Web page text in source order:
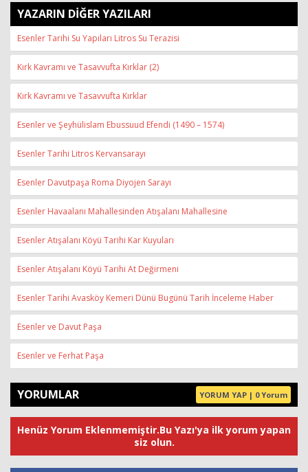
YAZARIN DİĞER YAZILARI
Esenler Tarihi Su Yapıları Litros Su Terazisi
Kırk Kavramı ve Tasavvufta Kırklar (2)
Kırk Kavramı ve Tasavvufta Kırklar
Esenler ve Şeyhülislam Ebussuud Efendi (1490 – 1574)
Esenler Tarihi Litros Kervansarayı
Esenler Davutpaşa Roma Diyojen Sarayı
Esenler Havaalanı Mahallesinden Atışalanı Mahallesine
Esenler Atışalanı Köyü Tarihi Kar Kuyuları
Esenler Atışalanı Köyü Tarihi At Değirmeni
Esenler Tarihi Avasköy Kemeri Dünü Bugünü Tarih İnceleme Haber
Esenler ve Davut Paşa
Esenler ve Ferhat Paşa
YORUMLAR YORUM YAP | 0 Yorum
Henüz Yorum Eklenmemiştir.Bu Yazı'ya ilk yorum yapan
siz olun.